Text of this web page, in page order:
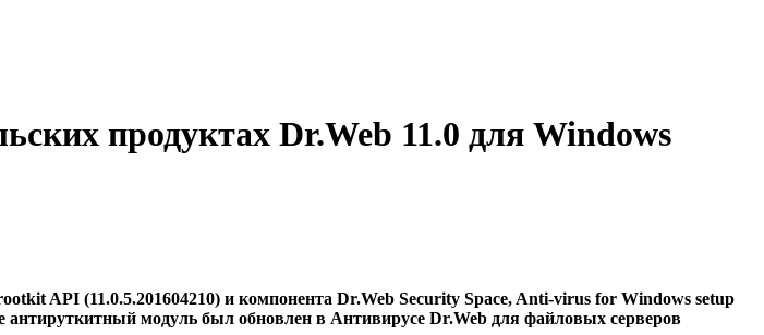
продуктах Dr.Web 11.0 для Windows
API (11.0.5.201604210) и компонента Dr.Web Security Space, Anti-virus for Windows setup
антируткитный модуль был обновлен в Антивирусе Dr.Web для файловых серверов